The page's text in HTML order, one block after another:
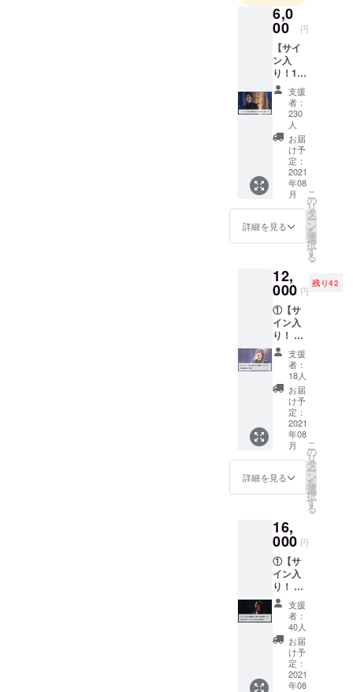
にコーラス
の新たな表
現を追求
し、毎年、
日本全国の
名だたるク
ラシック
ホールでグ
ループ単独
のコンサー
トツアーを
開催してい
る。
島根県にあ
る世界遺産
「石見銀
山」の世界
遺産登録10
周年を記念
し、日本の
伝統芸能で
ある神楽と
オペラを融
合させた
『石見銀
国立劇場に
て上演。ま
た昨年10月
には『ふる
さとの合唱
(コーラス)』
と『東京の
合唱(コーラ
ス)』という2
つのCDアル
6,0
00 円
【サイ
ン入
り！15
周年記
念コン
サート
Blu-ray
ディス
ク】
◆THE
LEGEN
D15周
年記念
コン
サー
ドホー
ル公演
記念コ
ンサー
トそれ
でも世
界は美
しい。
のBlu-
rayディ
スクに
サイン
を入れ
てお送
りしま
す。
rayは編
後、
2021年
8月末に
皆様の
お手元
にお届
け予定
です。
詳細な
日程に
関しま
しては
確定次
支援
者：
230
人
お届
け予
定：
2021
年08
月
詳細を見る
こ
の
リ
タ
ー
ン
を
選
択
す
る
12,
000 円
残り42
①【サ
イン入
り！ 15
周年記
念 コン
サート
それで
も世界
は美し
い。
Blu-ray
ディス
ク】
②【完
成試写
〇THE
LEGEN
D15周
年記念
コン
サー
ト、
オー
チャー
ドホー
ル公演
15周年
記念コ
支援
者：
18人
お届
け予
定：
2021
年08
月
詳細を見る
こ
の
リ
タ
ー
ン
を
選
択
す
る
16,
000 円
①【サ
イン入
り！ 15
周年記
念コン
サート
それで
も世界
は美し
い。
Blu-ray
支援
者：
40人
お届
け予
定：
2021
年08